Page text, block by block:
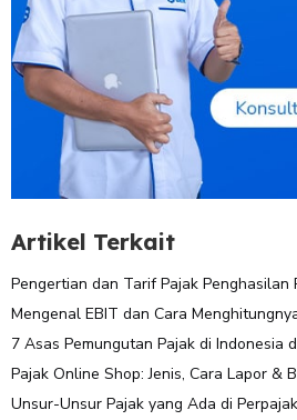
Artikel Terkait
Pengertian dan Tarif Pajak Penghasilan
Mengenal EBIT dan Cara
7 Asas Pemungutan Pajak di Indonesia
Pajak Online Shop: Jenis, Cara Lapor &
Unsur-Unsur Pajak yang Ada di